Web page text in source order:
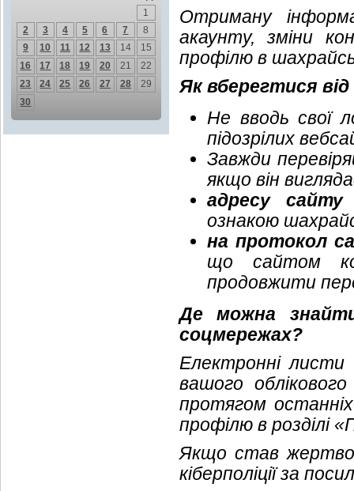
1
2
3 4 5 6 7
8
9
10 11 12 13 14
15
16
17 18 19 20 21
22
23
24 25 26 27 28
29
30
Отриману
акаунту, зміни
профілю в
Як вберегтися
Не вводь свої
підозрілих
Завжди
якщо він
адресу сайту
ознакою
на протокол
що сайтом
продовжити
Де можна
соцмережах?
Електронні
вашого
протягом
профілю в розділі
Якщо став
кіберполіції за